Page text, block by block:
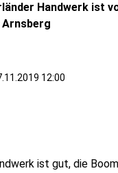
Handwerk ist
Arnsberg
12:00
ist gut, die